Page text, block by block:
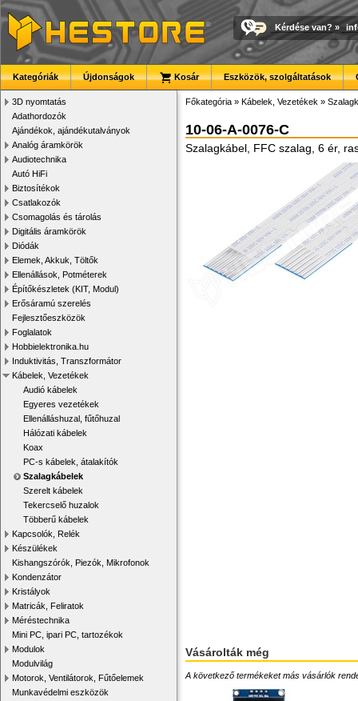
Kérdése van? »
Kategóriák Újdonságok Kosár Eszközök, szolgáltatások
3D nyomtatás
Adathordozók
Ajándékok, ajándékutalványok
Analóg áramkörök
Audiotechnika
Autó HiFi
Biztosítékok
Csatlakozók
Csomagolás és tárolás
Digitális áramkörök
Diódák
Elemek, Akkuk, Töltők
Ellenállások, Potméterek
Építőkészletek (KIT, Modul)
Erősáramú szerelés
Fejlesztőeszközök
Foglalatok
Hobbielektronika.hu
Induktivitás, Transzformátor
Kábelek, Vezetékek
Audió kábelek
Egyeres vezetékek
Ellenálláshuzal, fűtőhuzal
Hálózati kábelek
Koax
PC-s kábelek, átalakítók
Szalagkábelek
Szerelt kábelek
Tekercselő huzalok
Többerű kábelek
Kapcsolók, Relék
Készülékek
Kishangszórók, Piezók, Mikrofonok
Kondenzátor
Kristályok
Matricák, Feliratok
Méréstechnika
Mini PC, ipari PC, tartozékok
Modulok
Modulvilág
Motorok, Ventilátorok, Fűtőelemek
Munkavédelmi eszközök
Főkategória » Kábelek, Vezetékek »
10-06-A-0076-C
Szalagkábel, FFC szalag, 6 ér,
Vásárolták még
A következő termékeket más vásárlók